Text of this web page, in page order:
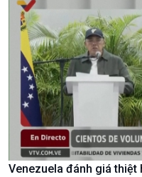
Venezuela đánh giá thiệt